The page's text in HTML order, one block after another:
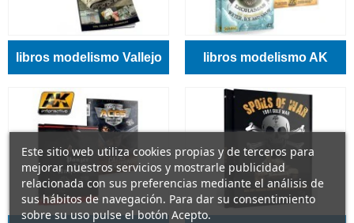
libros modelismo Vallejo libros modelismo AK
Este sitio web utiliza cookies propias y de terceros para
mejorar nuestros servicios y mostrarle publicidad
relacionada con sus preferencias mediante el análisis de
sus hábitos de navegación. Para dar su consentimiento
sobre su uso pulse el botón Acepto.